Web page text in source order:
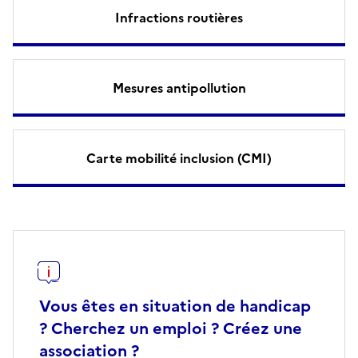
Infractions routières
Mesures antipollution
Carte mobilité inclusion (CMI)
Vous êtes en situation de handicap
? Cherchez un emploi ? Créez une
association ?